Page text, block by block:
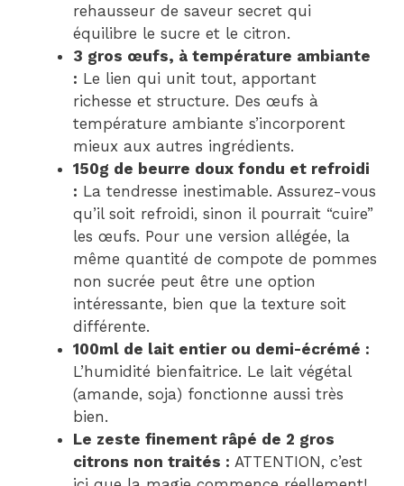
rehausseur de saveur secret qui
équilibre le sucre et le citron.
3 gros œufs, à température ambiante
: Le lien qui unit tout, apportant
richesse et structure. Des œufs à
température ambiante s’incorporent
mieux aux autres ingrédients.
150g de beurre doux fondu et refroidi
: La tendresse inestimable. Assurez-vous
qu’il soit refroidi, sinon il pourrait “cuire”
les œufs. Pour une version allégée, la
même quantité de compote de pommes
non sucrée peut être une option
intéressante, bien que la texture soit
différente.
100ml de lait entier ou demi-écrémé :
L’humidité bienfaitrice. Le lait végétal
(amande, soja) fonctionne aussi très
bien.
Le zeste finement râpé de 2 gros
citrons non traités : ATTENTION, c’est